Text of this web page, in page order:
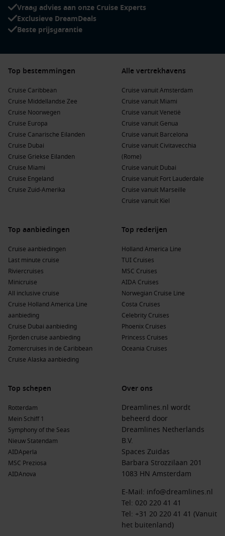
voor zonnen en zwemmen. Geniet van het witte zand en
het kristalheldere water.
Verken de natuur: Bezoek het Miyakojima City Tropical
leren over de lokale flora. Hier kun je prachtige tropische
lokale specialiteiten in een van de vele gezellige
restaurants. Probeer zeker
Miyakosoba, een traditionele
noedelsoep, en andere Okinawaanse delicatessen.
Bezoek de Hara Fudoson Shrine: Deze historische schrijn
biedt een kijkje in de rijke cultuur en religieuze tradities
van de regio. Het is een prachtige plek voor een rustig
moment en een prachtig uitzicht.
Buienhavens voor en na Miyakojima (Hirara),
kunt bezoeken tijdens je cruise. Hier zijn enkele aanbevolen
Hakodate,Japan
: Deze havenstad is beroemd om zijn
prachtige uitzichten vanaf de berg Hakodate. Geniet van
de lokale keuken, bekend om verse zeevruchten.
: Dit is een toegangspoort tot Taipei.
bezienswaardigheden zoals de Taipei 101.
Naha (Okinawa),Japan
: De hoofdstad van Okinawa staat
bekend om zijn historische kasteel, Shuri Castle, en de
levendige markten. Probeer de lokale Ryukyu-cultuur en
Ketchikan
: Beroemd om zijn rijkdom aan het
zeeleven en kleurrijke stadsbeeld. Verken het historische
centrum en geniet van walvisexcursies.
Kushiro
: Geniet van het prachtige
Kushiro Wetlands en de unieke ecosystemen. Het is ook
een geweldige plek voor vogelspotters.
Populaire regio’s voor cruises naar Miyakojima
: Deze regio is rijk aan cultuur en geschiedenis,
met een sterke variëteit aan moderne en traditionele
ervaringen. Perfect voor reizigers die het beste van twee
Vraag advies aan onze Cruise Experts
Exclusieve DreamDeals
Beste prijsgarantie
Top bestemmingen
Cruise Caribbean
Cruise Middellandse Zee
Cruise Noorwegen
Cruise Europa
Cruise Canarische Eilanden
Cruise Dubai
Cruise Griekse Eilanden
Cruise Miami
Cruise Engeland
Cruise Zuid-Amerika
Alle vertrekhavens
Cruise vanuit Amsterdam
Cruise vanuit Miami
Cruise vanuit Venetië
Cruise vanuit Genua
Cruise vanuit Barcelona
Cruise vanuit Civitavecchia
(Rome)
Cruise vanuit Dubai
Cruise vanuit Fort Lauderdale
Cruise vanuit Marseille
Cruise vanuit Kiel
Top aanbiedingen
Cruise aanbiedingen
Last minute cruise
Riviercruises
Minicruise
All inclusive cruise
Cruise Holland America Line
aanbieding
Cruise Dubai aanbieding
Fjorden cruise aanbieding
Zomercruises in de Caribbean
Cruise Alaska aanbieding
Top rederijen
Holland America Line
TUI Cruises
MSC Cruises
AIDA Cruises
Norwegian Cruise Line
Costa Cruises
Celebrity Cruises
Phoenix Cruises
Princess Cruises
Oceania Cruises
Top schepen
Rotterdam
Mein Schiff 1
Symphony of the Seas
Nieuw Statendam
AIDAperla
MSC Preziosa
AIDAnova
Over ons
Dreamlines.nl wordt
beheerd door
Dreamlines Netherlands
B.V.
Spaces Zuidas
Barbara Strozzilaan 201
1083 HN Amsterdam
E-Mail: info@dreamlines.nl
Tel: 020 220 41 41
Tel: +31 20 220 41 41 (Vanuit
het buitenland)